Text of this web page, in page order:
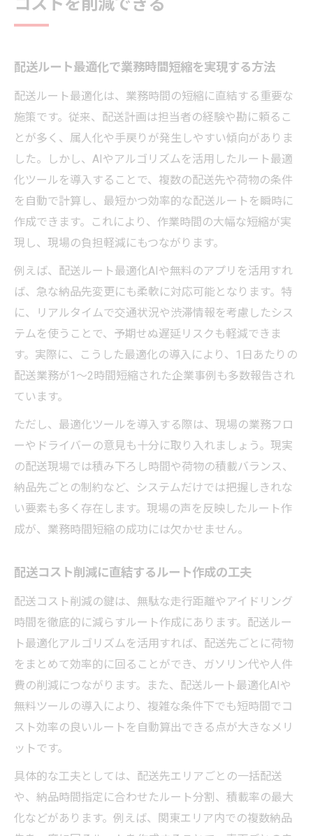
コストを削減できる
配送ルート最適化で業務時間短縮を実現する方法
配送ルート最適化は、業務時間の短縮に直結する重要な
施策です。従来、配送計画は担当者の経験や勘に頼るこ
とが多く、属人化や手戻りが発生しやすい傾向がありま
した。しかし、AIやアルゴリズムを活用したルート最適
化ツールを導入することで、複数の配送先や荷物の条件
を自動で計算し、最短かつ効率的な配送ルートを瞬時に
作成できます。これにより、作業時間の大幅な短縮が実
現し、現場の負担軽減にもつながります。
例えば、配送ルート最適化AIや無料のアプリを活用すれ
ば、急な納品先変更にも柔軟に対応可能となります。特
に、リアルタイムで交通状況や渋滞情報を考慮したシス
テムを使うことで、予期せぬ遅延リスクも軽減できま
す。実際に、こうした最適化の導入により、1日あたりの
配送業務が1～2時間短縮された企業事例も多数報告され
ています。
ただし、最適化ツールを導入する際は、現場の業務フロ
ーやドライバーの意見も十分に取り入れましょう。現実
の配送現場では積み下ろし時間や荷物の積載バランス、
納品先ごとの制約など、システムだけでは把握しきれな
い要素も多く存在します。現場の声を反映したルート作
成が、業務時間短縮の成功には欠かせません。
配送コスト削減に直結するルート作成の工夫
配送コスト削減の鍵は、無駄な走行距離やアイドリング
時間を徹底的に減らすルート作成にあります。配送ルー
ト最適化アルゴリズムを活用すれば、配送先ごとに荷物
をまとめて効率的に回ることができ、ガソリン代や人件
費の削減につながります。また、配送ルート最適化AIや
無料ツールの導入により、複雑な条件下でも短時間でコ
スト効率の良いルートを自動算出できる点が大きなメリ
ットです。
具体的な工夫としては、配送先エリアごとの一括配送
や、納品時間指定に合わせたルート分割、積載率の最大
化などがあります。例えば、関東エリア内での複数納品